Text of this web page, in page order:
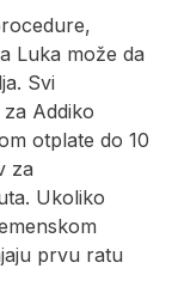
Luka može da
Svi
Addiko
otplate do 10
za
Ukoliko
prvu ratu